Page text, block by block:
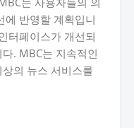
에 반영할 계획입니
터페이스가 개선되
. MBC는 지속적인
의 뉴스 서비스를